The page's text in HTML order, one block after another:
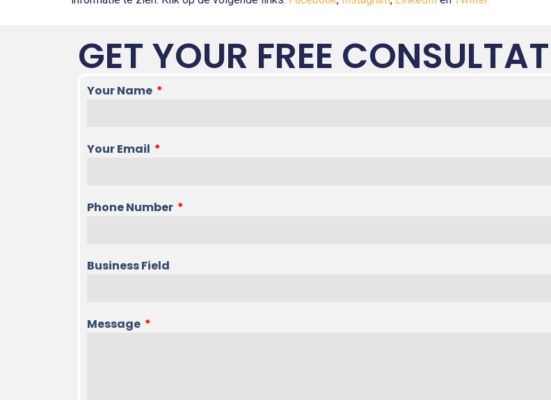
GET YOUR FREE
Your Name
Your Email
Phone Number
Business Field
Message